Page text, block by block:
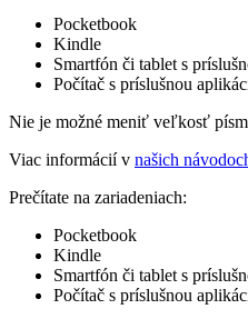
Pocketbook
Kindle
Smartfón či tablet s
Počítač s príslušnou
Nie je možné meniť veľkosť
Viac informácií v našich
Prečítate na zariadeniach:
Pocketbook
Kindle
Smartfón či tablet s
Počítač s príslušnou